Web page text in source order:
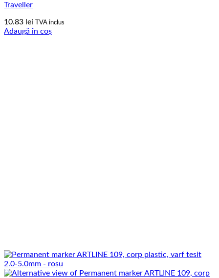
Traveller
10.83 lei TVA inclus
Adaugă în coș